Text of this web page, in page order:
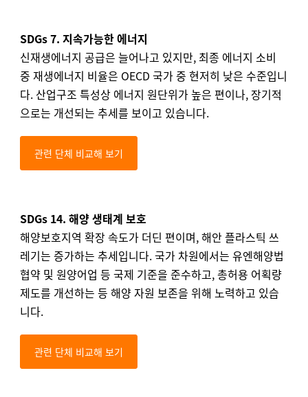
SDGs 7. 지속가능한 에너지
신재생에너지 공급은 늘어나고 있지만, 최종 에너지 소비
중 재생에너지 비율은 OECD 국가 중 현저히 낮은 수준입니
다. 산업구조 특성상 에너지 원단위가 높은 편이나, 장기적
으로는 개선되는 추세를 보이고 있습니다.
관련 단체 비교해 보기
SDGs 14. 해양 생태계 보호
해양보호지역 확장 속도가 더딘 편이며, 해안 플라스틱 쓰
레기는 증가하는 추세입니다. 국가 차원에서는 유엔해양법
협약 및 원양어업 등 국제 기준을 준수하고, 총허용 어획량
제도를 개선하는 등 해양 자원 보존을 위해 노력하고 있습
니다.
관련 단체 비교해 보기